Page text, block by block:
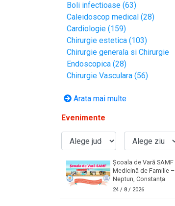
Boli infectioase (63)
Caleidoscop medical (28)
Cardiologie (159)
Chirurgie estetica (103)
Chirurgie generala si Chirurgie
Endoscopica (28)
Chirurgie Vasculara (56)
Arata mai multe
Evenimente
Școala de Vară SAMF
Medicină de Familie –
Neptun, Constanța
24/ 8 / 2026